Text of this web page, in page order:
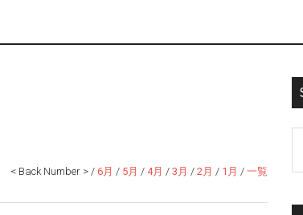
< Back Number > / 6月 / 5月 / 4月 / 3月 / 2月 / 1月 / 一覧